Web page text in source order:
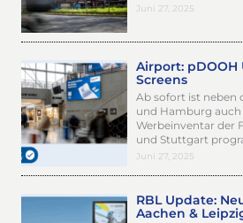
Juni 27, 2025
Airport:
Screens
Ab sofort ist neben
und Hamburg auch
Werbeinventar der
und Stuttgart
Juni 27, 2025
RBL Update:
Aachen &